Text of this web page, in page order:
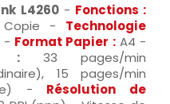
L4260- Fonctions :
Copie - Technologie
- Format Papier :A4 -
33 pages/min
15 pages/min
- Résolution de